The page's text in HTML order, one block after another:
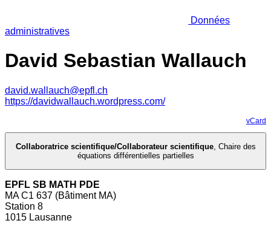
Données
administratives
David Sebastian Wallauch
david.wallauch@epfl.ch
https://davidwallauch.wordpress.com/
vCard
Collaboratrice scientifique/Collaborateur scientifique, Chaire des
équations différentielles partielles
EPFL SB MATH PDE
MA C1 637 (Bâtiment MA)
Station 8
1015 Lausanne